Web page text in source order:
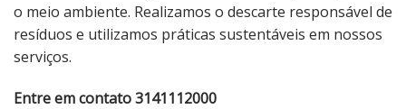
o meio ambiente. Realizamos o descarte responsável de
resíduos e utilizamos práticas sustentáveis ​​em nossos
serviços.
Entre em contato 3141112000